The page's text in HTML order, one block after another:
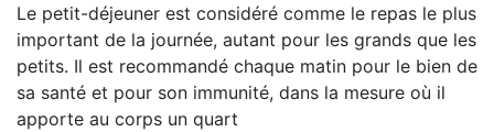
Le petit-déjeuner est considéré comme le repas le plus
important de la journée, autant pour les grands que les
petits. Il est recommandé chaque matin pour le bien de
sa santé et pour son immunité, dans la mesure où il
apporte au corps un quart